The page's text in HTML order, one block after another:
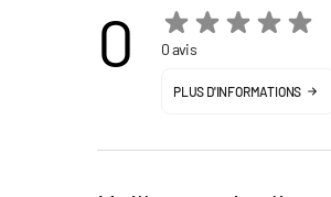
0 0 avis
PLUS D'INFORMATIONS